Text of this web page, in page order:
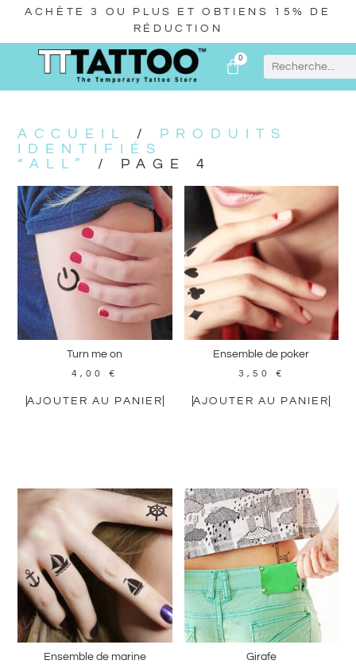
ACHÈTE 3 OU PLUS ET OBTIENS 15% DE
RÉDUCTION
0
ACCUEIL /
PRODUITS
IDENTIFIÉS
“ALL”
/ PAGE 4
Turn me on
4,00€
AJOUTER AU PANIER
Ensemble de poker
3,50 €
AJOUTER AU PANIER
Ensemble de marine Girafe